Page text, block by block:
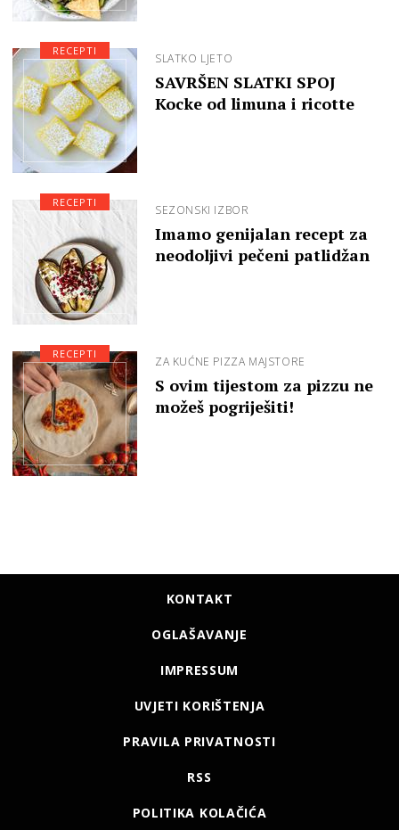
SLATKO LJETO
SAVRŠEN SLATKI SPOJ
Kocke od limuna i ricotte
RECEPTI
SEZONSKI IZBOR
Imamo genijalan recept za
neodoljivi pečeni patlidžan
RECEPTI
ZA KUĆNE PIZZA MAJSTORE
S ovim tijestom za pizzu ne
možeš pogriješiti!
RECEPTI
KONTAKT
OGLAŠAVANJE
IMPRESSUM
UVJETI KORIŠTENJA
PRAVILA PRIVATNOSTI
RSS
POLITIKA KOLAČIĆA